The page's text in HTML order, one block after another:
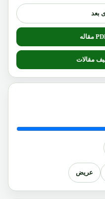
بعد
مقالات
عریض